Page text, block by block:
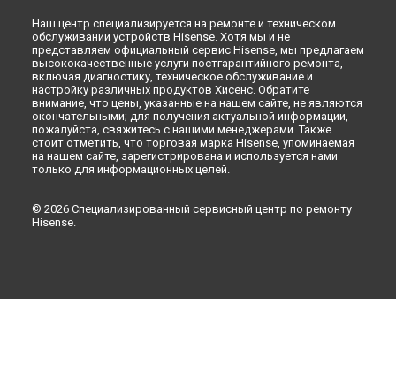
Наш центр специализируется на ремонте и техническом
обслуживании устройств Hisense. Хотя мы и не
представляем официальный сервис Hisense, мы предлагаем
высококачественные услуги постгарантийного ремонта,
включая диагностику, техническое обслуживание и
настройку различных продуктов Хисенс. Обратите
внимание, что цены, указанные на нашем сайте, не являются
окончательными; для получения актуальной информации,
пожалуйста, свяжитесь с нашими менеджерами. Также
стоит отметить, что торговая марка Hisense, упоминаемая
на нашем сайте, зарегистрирована и используется нами
только для информационных целей.
© 2026 Специализированный сервисный центр по ремонту
Hisense.